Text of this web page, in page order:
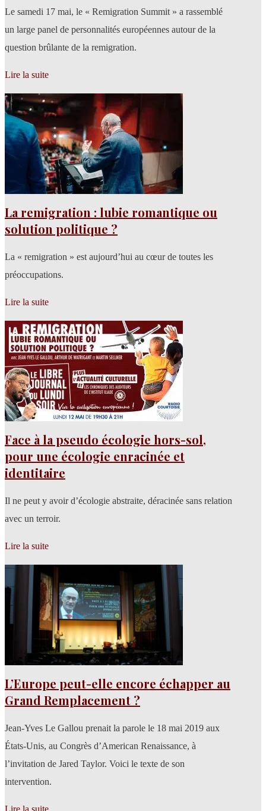
Le samedi 17 mai, le « Remigration Summit » a rassemblé
un large panel de personnalités européennes autour de la
question brûlante de la remigration.
Lire la suite
La remigration : lubie romantique ou
solution politique ?
La « remigration » est aujourd’hui au cœur de toutes les
préoccupations.
Lire la suite
Face à la pseudo écologie hors-sol,
pour une écologie enracinée et
identitaire
Il ne peut y avoir d’écologie abstraite, déracinée sans relation
avec un terroir.
Lire la suite
L’Europe peut-elle encore échapper au
Grand Remplacement ?
Jean-Yves Le Gallou prenait la parole le 18 mai 2019 aux
États-Unis, au Congrès d’American Renaissance, à
l’invitation de Jared Taylor. Voici le texte de son
intervention.
Lire la suite